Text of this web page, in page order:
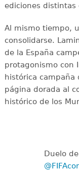
ediciones distintas
Al mismo tiempo,
consolidarse.
de la España
protagonismo con
histórica campaña
página dorada al
histórico de los
Duelo